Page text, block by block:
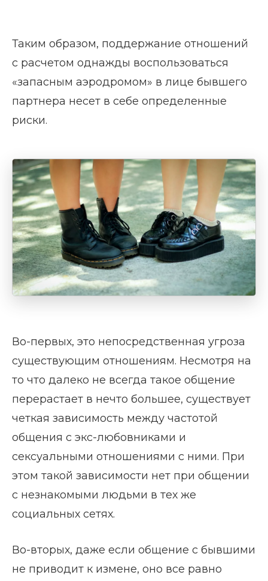
Таким образом, поддержание отношений
с расчетом однажды воспользоваться
«запасным аэродромом» в лице бывшего
партнера несет в себе определенные
риски.
Во-первых, это непосредственная угроза
существующим отношениям. Несмотря на
то что далеко не всегда такое общение
перерастает в нечто большее, существует
четкая зависимость между частотой
общения с экс-любовниками и
сексуальными отношениями с ними. При
этом такой зависимости нет при общении
с незнакомыми людьми в тех же
социальных сетях.
Во-вторых, даже если общение с бывшими
не приводит к измене, оно все равно